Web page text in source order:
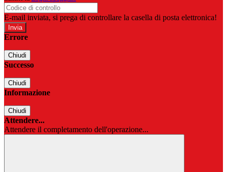
E-mail inviata, si prega di controllare la casella di posta elettronica!
Errore
Chiudi
Successo
Chiudi
Informazione
Chiudi
Attendere...
Attendere il completamento dell'operazione...